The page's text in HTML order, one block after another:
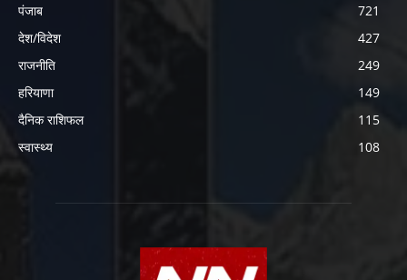
पंजाब
721
देश/विदेश
427
राजनीति
249
हरियाणा
149
दैनिक राशिफल
115
स्वास्थ्य
108